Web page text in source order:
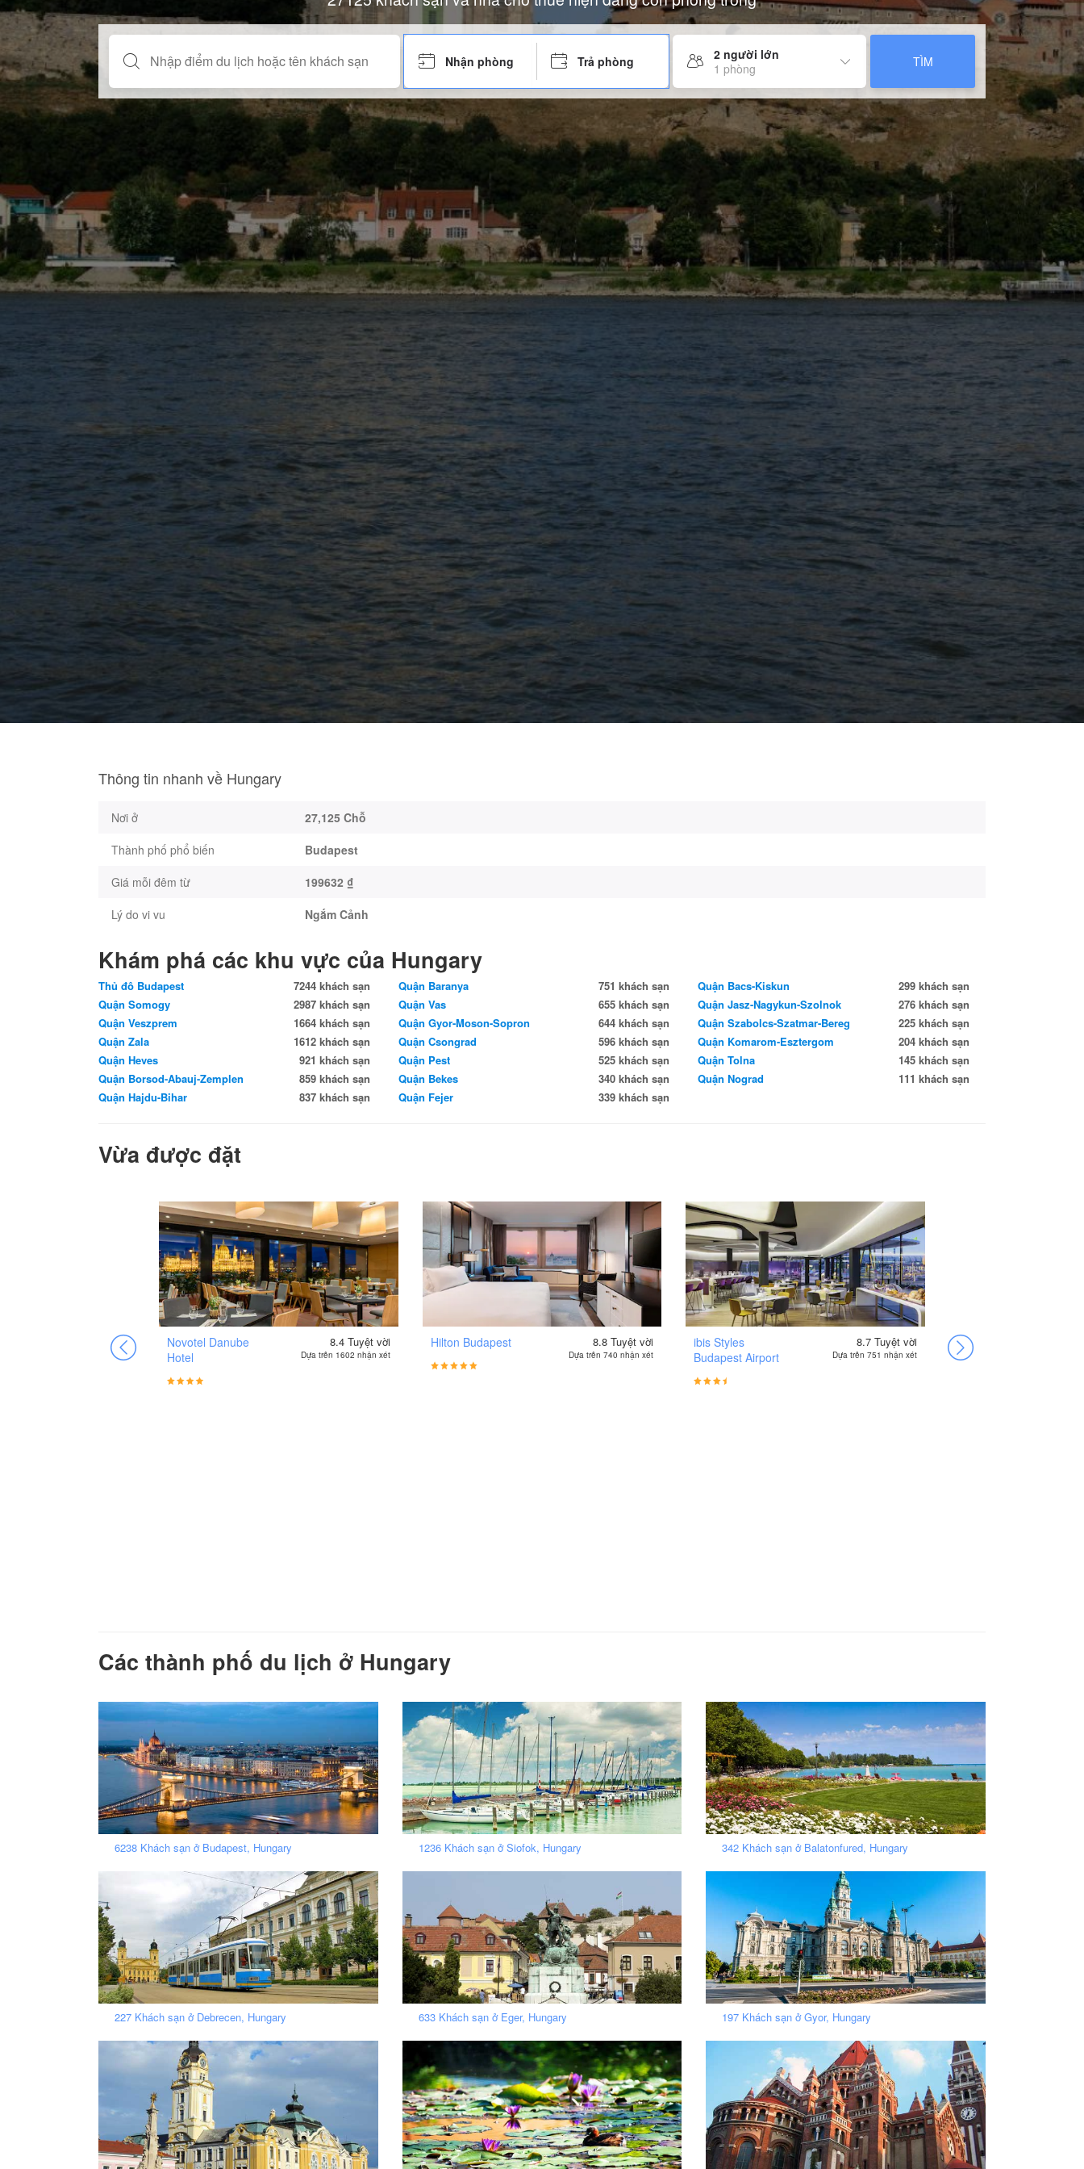
Nhận phòng Trả phòng
2 người lớn
1 phòng
TÌM
Thông tin nhanh về Hungary
Nơi ở
27,125 Chỗ
Thành phố phổ biến
Budapest
Giá mỗi đêm từ
199632 ₫
Lý do vi vu
Ngắm Cảnh
Khám phá các khu vực của Hungary
Thủ đô Budapest
7244 khách sạn
Quận Somogy
2987 khách sạn
Quận Veszprem
1664 khách sạn
Quận Zala
1612 khách sạn
Quận Heves
921 khách sạn
Quận Borsod-Abauj-Zemplen
859 khách sạn
Quận Hajdu-Bihar
837 khách sạn
Quận Baranya
751 khách sạn
Quận Vas
655 khách sạn
Quận Gyor-Moson-Sopron
644 khách sạn
Quận Csongrad
596 khách sạn
Quận Pest
525 khách sạn
Quận Bekes
340 khách sạn
Quận Fejer
339 khách sạn
Quận Bacs-Kiskun
299 khách sạn
Quận Jasz-Nagykun-Szolnok
276 khách sạn
Quận Szabolcs-Szatmar-Bereg
225 khách sạn
Quận Komarom-Esztergom
204 khách sạn
Quận Tolna
145 khách sạn
Quận Nograd
111 khách sạn
Vừa được đặt
Novotel Danube
Hotel
8.4 Tuyệt vời
Dựa trên 1602 nhận xét
Hilton Budapest 8.8 Tuyệt vời
Dựa trên 740 nhận xét
ibis Styles
Budapest Airport
8.7 Tuyệt vời
Dựa trên 751 nhận xét
Triple M Hotel
Tuyệt vời
Dựa trên 51 nhận xét
Các thành phố du lịch ở Hungary
6238 Khách sạn ở Budapest, Hungary 1236 Khách sạn ở Siofok, Hungary 342 Khách sạn ở Balatonfured, Hungary
227 Khách sạn ở Debrecen, Hungary 633 Khách sạn ở Eger, Hungary 197 Khách sạn ở Gyor, Hungary